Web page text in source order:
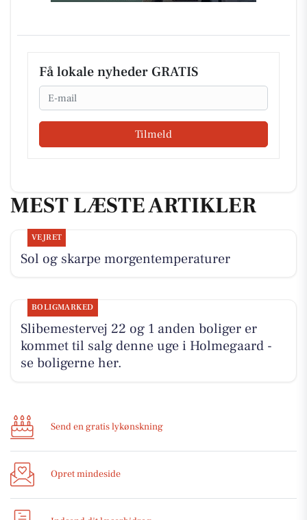
Få lokale nyheder GRATIS
Email
Tilmeld
MEST LÆSTE ARTIKLER
VEJRET
Sol og skarpe morgentemperaturer
BOLIGMARKED
Slibemestervej 22 og 1 anden boliger er
kommet til salg denne uge i Holmegaard -
se boligerne her.
Send en gratis lykønskning
Opret mindeside